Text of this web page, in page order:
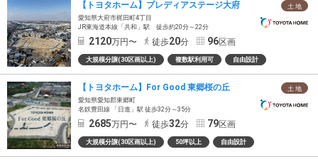
土 地
【トヨタホーム】プレディアステージ大府
愛知県大府市梶田町4丁目
JR東海道本線「共和」駅 徒歩約20分～22分
2120万円〜 徒歩20分 96区画
大規模分譲(30区画以上) 複数駅利用可 自由設計
土 地
【トヨタホーム】For Good 東郷桜の丘
愛知県愛知郡東郷町
名鉄豊田線 「日進」駅 徒歩32分～35分
2685万円〜 徒歩32分 79区画
大規模分譲(30区画以上) 50坪以上 自由設計